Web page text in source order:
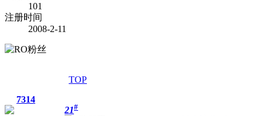
101
注册时间
2008-2-11
TOP
7314
21#